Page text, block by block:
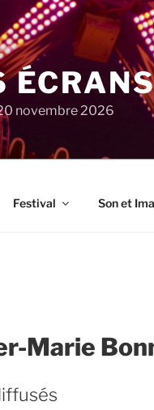
novembre 2026
Festival Son et
Marie